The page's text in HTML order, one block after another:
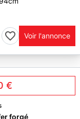
Voir l'annonce
€
forgé